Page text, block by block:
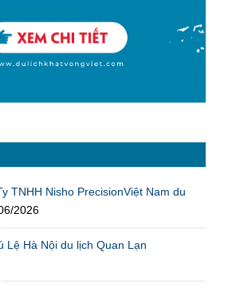
TNHH Nisho PrecisionViệt Nam du
2026
Lệ Hà Nội du lịch Quan Lạn